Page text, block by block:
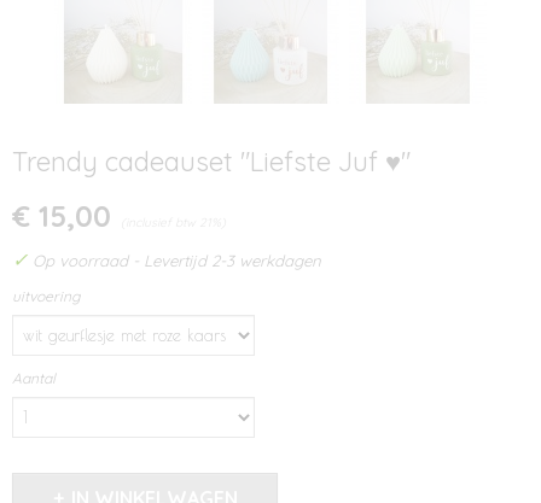
Trendy cadeauset "Liefste Juf ♥"
€ 15,00 (inclusief btw 21%)
✓ Op voorraad - Levertijd 2-3 werkdagen
uitvoering
Aantal